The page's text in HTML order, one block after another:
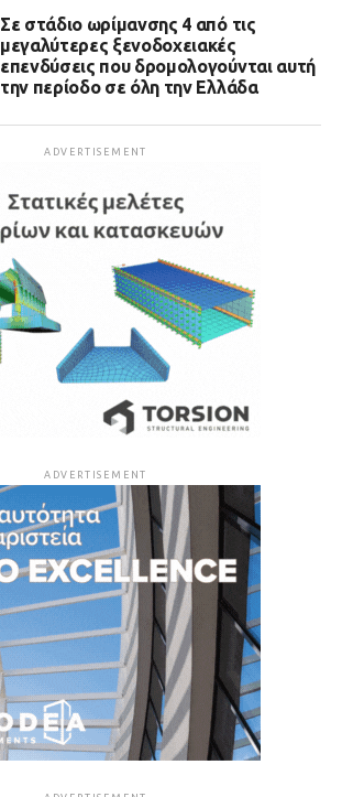
Σε στάδιο ωρίμανσης 4 από τις
μεγαλύτερες ξενοδοχειακές
επενδύσεις που δρομολογούνται αυτή
την περίοδο σε όλη την Ελλάδα
ADVERTISEMENT
ADVERTISEMENT